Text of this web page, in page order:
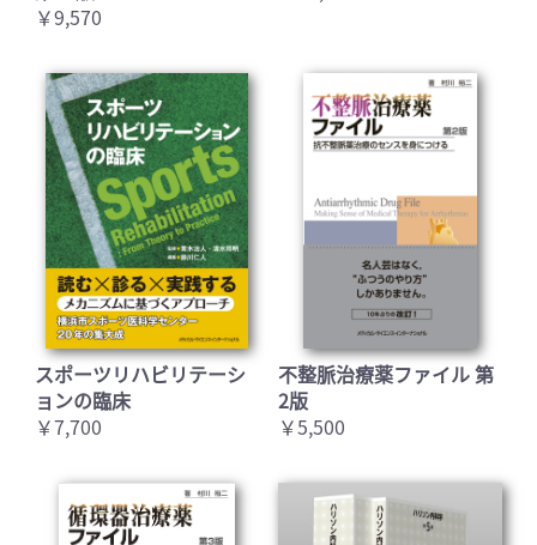
￥9,570
スポーツリハビリテーシ
ョンの臨床
￥7,700
不整脈治療薬ファイル 第
2版
￥5,500